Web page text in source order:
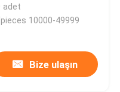
adet
10000-49999
Bize ulaşın